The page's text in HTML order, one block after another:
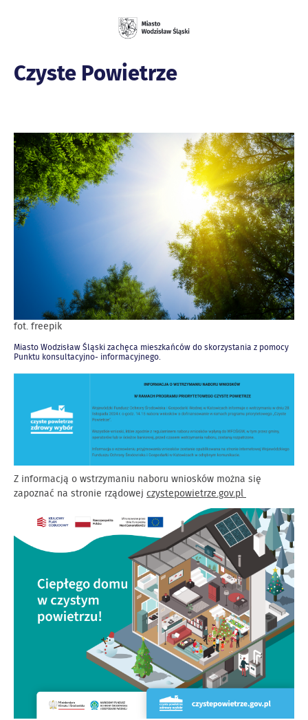
Czyste Powietrze
fot. freepik
Miasto Wodzisław Śląski zachęca mieszkańców do skorzystania z pomocy
Punktu konsultacyjno- informacyjnego.
Z informacją o wstrzymaniu naboru wniosków można się
zapoznać na stronie rządowej czystepowietrze.gov.pl